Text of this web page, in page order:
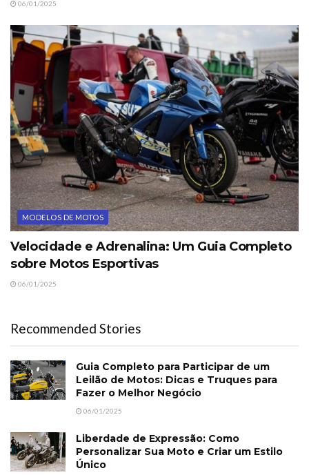
06/01/2025
MODELOS DE MOTOS
Velocidade e Adrenalina: Um Guia Completo
sobre Motos Esportivas
06/01/2025
Recommended Stories
Guia Completo para Participar de um
Leilão de Motos: Dicas e Truques para
Fazer o Melhor Negócio
06/01/2025
Liberdade de Expressão: Como
Personalizar Sua Moto e Criar um Estilo
Único